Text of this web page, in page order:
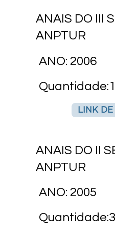
ANAIS DO III
ANPTUR
ANO: 2006
LINK DE
ANAIS DO II
ANPTUR
ANO: 2005